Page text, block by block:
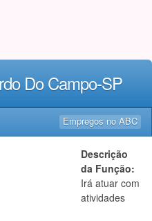
Do Campo-SP
Empregos no ABC
Descrição
da Função:
Irá atuar com
atividades